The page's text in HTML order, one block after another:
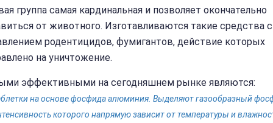
группа самая кардинальная и позволяет окончательно
от животного. Изготавливаются такие средства с
родентицидов, фумигантов, действие которых
на уничтожение.
эффективными на сегодняшнем рынке являются:
на основе фосфида алюминия. Выделяют газообразный
которого напрямую зависит от температуры и